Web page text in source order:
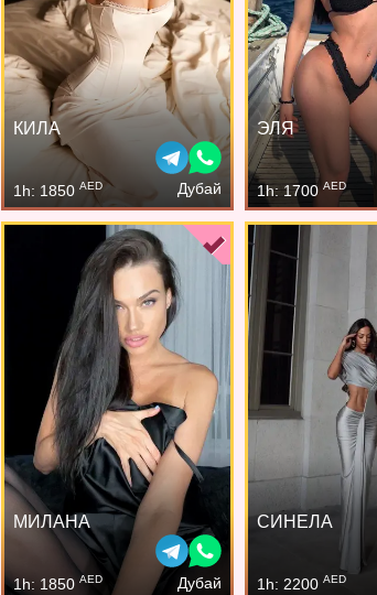
КИЛА
1h: 1850AED Дубай
ЭЛЯ
1h: 1700 AED
МИЛАНА
1h: 1850AED Дубай
СИНЕЛА
1h: 2200 AED